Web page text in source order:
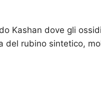
Kashan dove gli
del rubino sintetico,